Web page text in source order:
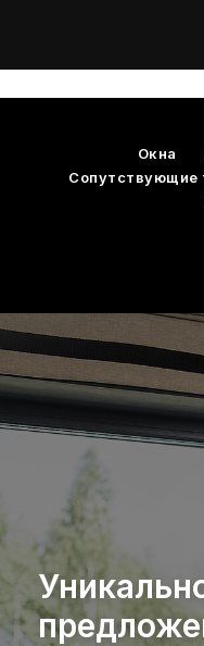
Окна
Сопутствующие